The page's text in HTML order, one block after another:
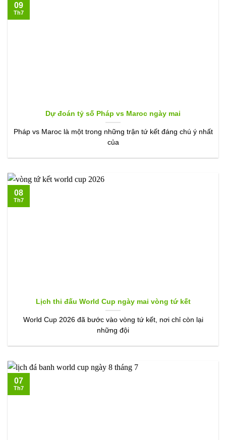
Dự đoán tỷ số Pháp vs Maroc ngày mai
Pháp vs Maroc là một trong những trận tứ kết đáng chú ý nhất
của
09
Th7
Lịch thi đấu World Cup ngày mai vòng tứ kết
World Cup 2026 đã bước vào vòng tứ kết, nơi chỉ còn lại
những đội
08
Th7
07
Th7